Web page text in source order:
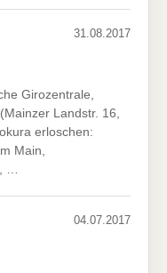
31.08.2017
Girozentrale,
Landstr. 16,
erloschen:
Main,
…
04.07.2017